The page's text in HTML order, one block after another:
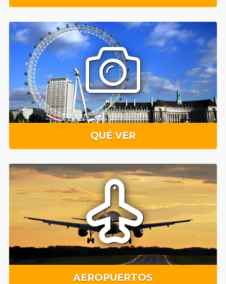
QUÉ VER
AEROPUERTOS